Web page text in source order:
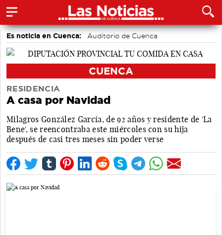
Es noticia en Cuenca: Auditorio de Cuenca
CUENCA
RESIDENCIA
A casa por Navidad
Milagros González García, de 92 años y residente de 'La
Bene', se reencontraba este miércoles con su hija
después de casi tres meses sin poder verse